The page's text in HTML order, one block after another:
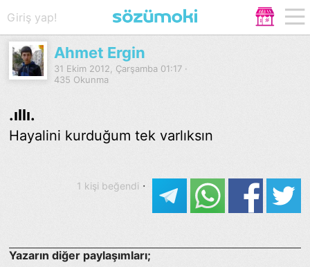
Giriş yap!
Ahmet Ergin
31 Ekim 2012, Çarşamba 01:17 ·
435 Okunma
.ıllı.
Hayalini kurduğum tek varlıksın
1 kişi beğendi ·
Yazarın diğer paylaşımları;